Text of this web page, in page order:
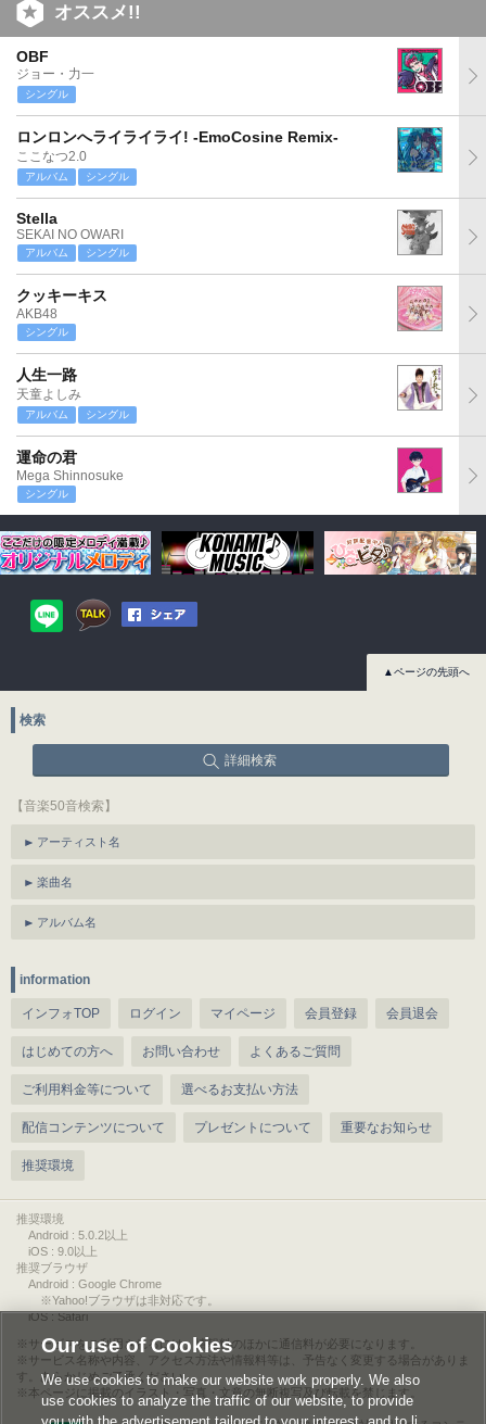
オススメ!!
OBF
ジョー・力一
シングル
ロンロンへライライライ! -EmoCosine Remix-
ここなつ2.0
アルバム シングル
Stella
SEKAI NO OWARI
アルバム シングル
クッキーキス
AKB48
シングル
人生一路
天童よしみ
アルバム シングル
運命の君
Mega Shinnosuke
シングル
▲ページの先頭へ
検索
詳細検索
【音楽50音検索】
アーティスト名
楽曲名
アルバム名
information
インフォTOP ログイン マイページ 会員登録 会員退会
はじめての方へ お問い合わせ よくあるご質問
ご利用料金等について 選べるお支払い方法
配信コンテンツについて プレゼントについて 重要なお知らせ
推奨環境
推奨環境
Android : 5.0.2以上
iOS : 9.0以上
推奨ブラウザ
Android : Google Chrome
※Yahoo!ブラウザは非対応です。
iOS : Safari
サービスをご利用されるには、情報料のほかに通信料が必要になります。
サービス名称や内容、アクセス方法や情報料等は、予告なく変更する場合がありま
す。あらかじめご了承ください。
本ページに掲載のイラスト・写真・文章の無断複写及び転載を禁じます。
Our use of Cookies
We use cookies to make our website work properly. We also
use cookies to analyze the traffic of our website, to provide